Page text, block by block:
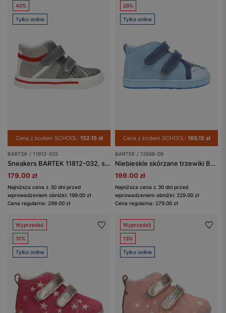
40%
Tylko online
Cena z kodem SCHOOL: 152.15 zł
BARTEK / 11812-032
Sneakers BARTEK 11812-032, szary
179.00 zł
Najniższa cena z 30 dni przed
wprowadzeniem obniżki: 199.00 zł
Cena regularna: 299.00 zł
29%
Tylko online
Cena z kodem SCHOOL: 169.15 zł
BARTEK / 13568-09
Niebieskie skórzane trzewiki BARTEK 13568-09
199.00 zł
Najniższa cena z 30 dni przed
wprowadzeniem obniżki: 229.00 zł
Cena regularna: 279.00 zł
Wyprzedaż
31%
Tylko online
Wyprzedaż
13%
Tylko online